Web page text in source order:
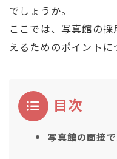
でしょうか。
ここでは、写真館の
えるためのポイントに
目次
写真館の面接